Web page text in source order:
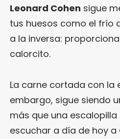
Leonard Cohen sigue
tus huesos como el frío
a la inversa:
calorcito.
La carne cortada con la
embargo, sigue siendo
más que una escalopilla
escuchar a día de hoy a